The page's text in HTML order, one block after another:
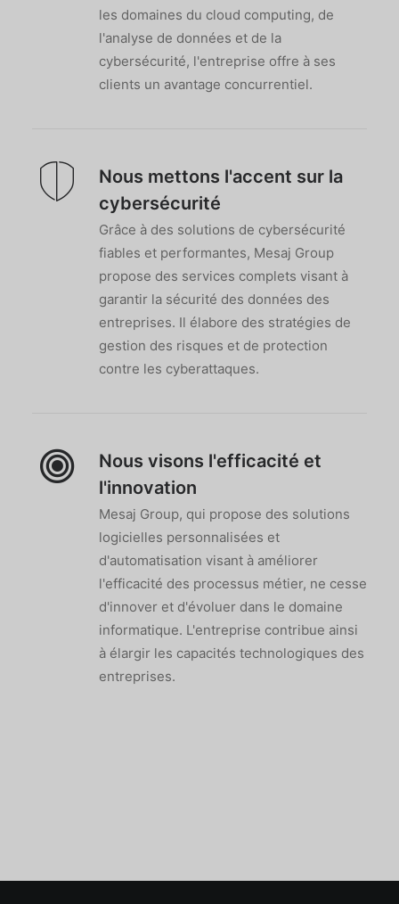
les domaines du cloud computing, de
l'analyse de données et de la
cybersécurité, l'entreprise offre à ses
clients un avantage concurrentiel.
Nous mettons l'accent sur la
cybersécurité
Grâce à des solutions de cybersécurité
fiables et performantes, Mesaj Group
propose des services complets visant à
garantir la sécurité des données des
entreprises. Il élabore des stratégies de
gestion des risques et de protection
contre les cyberattaques.
Nous visons l'efficacité et
l'innovation
Mesaj Group, qui propose des solutions
logicielles personnalisées et
d'automatisation visant à améliorer
l'efficacité des processus métier, ne cesse
d'innover et d'évoluer dans le domaine
informatique. L'entreprise contribue ainsi
à élargir les capacités technologiques des
entreprises.